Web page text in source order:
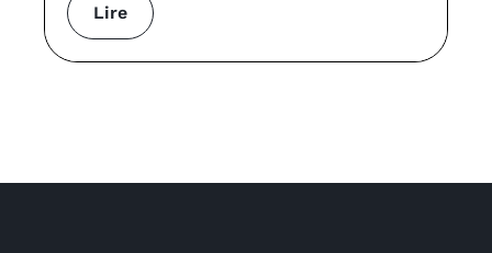
Lire